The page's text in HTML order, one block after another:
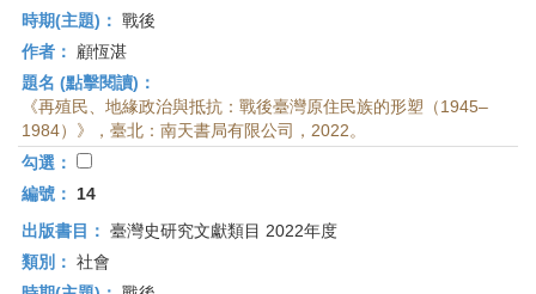
時期(主題)： 戰後
作者：
顧恆湛
題名 (點擊閱讀)：
《再殖民、地緣政治與抵抗：戰後臺灣原住民族的形塑（1945–
1984）》，臺北：南天書局有限公司，2022。
勾選：
編號：
14
出版書目： 臺灣史研究文獻類目 2022年度
類別： 社會